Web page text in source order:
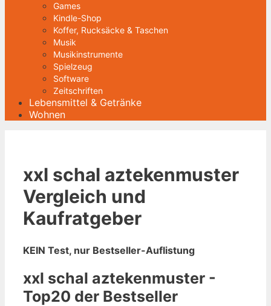
Games
Kindle-Shop
Koffer, Rucksäcke & Taschen
Musik
Musikinstrumente
Spielzeug
Software
Zeitschriften
Lebensmittel & Getränke
Wohnen
xxl schal aztekenmuster
Vergleich und
Kaufratgeber
KEIN Test, nur Bestseller-Auflistung
xxl schal aztekenmuster -
Top20 der Bestseller